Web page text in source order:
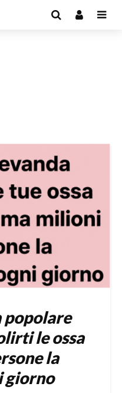
popolare
le ossa
la
giorno